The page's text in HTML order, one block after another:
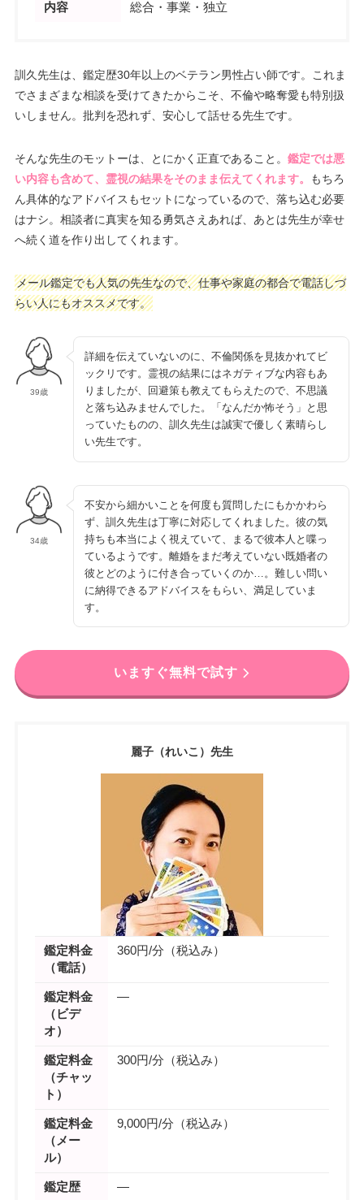
内容
総合・事業・独立
訓久先生は、鑑定歴30年以上のベテラン男性占い師です。これま
でさまざまな相談を受けてきたからこそ、不倫や略奪愛も特別扱
いしません。批判を恐れず、安心して話せる先生です。
そんな先生のモットーは、とにかく正直であること。 鑑定では悪
い内容も含めて、霊視の結果をそのまま伝えてくれます。
もちろ
ん具体的なアドバイスもセットになっているので、落ち込む必要
はナシ。相談者に真実を知る勇気さえあれば、あとは先生が幸せ
へ続く道を作り出してくれます。
メール鑑定でも人気の先生なので、仕事や家庭の都合で電話しづ
らい人にもオススメです。
39歳
詳細を伝えていないのに、不倫関係を見抜かれてビ
ックリです。霊視の結果にはネガティブな内容もあ
りましたが、回避策も教えてもらえたので、不思議
と落ち込みませんでした。「なんだか怖そう」と思
っていたものの、訓久先生は誠実で優しく素晴らし
い先生です。
34歳
不安から細かいことを何度も質問したにもかかわら
ず、訓久先生は丁寧に対応してくれました。彼の気
持ちも本当によく視えていて、まるで彼本人と喋っ
ているようです。離婚をまだ考えていない既婚者の
彼とどのように付き合っていくのか…。難しい問い
に納得できるアドバイスをもらい、満足していま
す。
いますぐ無料で試す
麗子（れいこ）先生
鑑定料金
（電話）
360円/分（税込み）
鑑定料金
（ビデ
オ）
―
鑑定料金
（チャッ
ト）
300円/分（税込み）
鑑定料金
（メー
ル）
9,000円/分（税込み）
鑑定歴 ―